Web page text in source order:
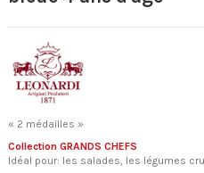
« 2 médailles »
Collection GRANDS CHEFS
Idéal pour: les salades, les légumes